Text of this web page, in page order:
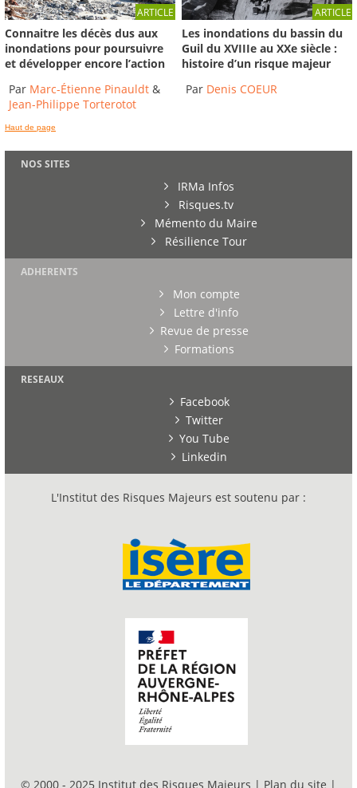
ARTICLE
Connaitre les décès dus aux
inondations pour poursuivre
et développer encore l’action
Par Marc-Étienne Pinauldt &
Jean-Philippe Torterotot
ARTICLE
Les inondations du bassin du
Guil du XVIIIe au XXe siècle :
histoire d’un risque majeur
Par Denis COEUR
Haut de page
NOS SITES
IRMa Infos
Risques.tv
Mémento du Maire
Résilience Tour
ADHERENTS
Mon compte
Lettre d'info
Revue de presse
Formations
RESEAUX
Facebook
Twitter
You Tube
Linkedin
L'Institut des Risques Majeurs est soutenu par :
© 2000 - 2025 Institut des Risques Majeurs | Plan du site |